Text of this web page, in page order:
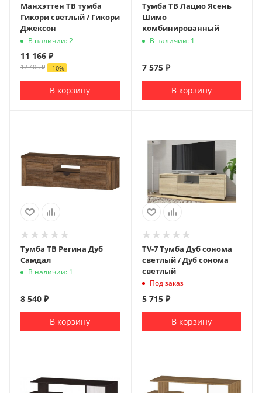
Манхэттен ТВ тумба
Гикори светлый / Гикори
Джексон
В наличии: 2
11 166 ₽
12 405₽ -10%
В корзину
Тумба ТВ Лацио Ясень
Шимо
комбинированный
В наличии: 1
7 575₽
В корзину
Тумба ТВ Регина Дуб
Самдал
В наличии: 1
8 540 ₽
В корзину
ТV-7 Тумба Дуб сонома
светлый / Дуб сонома
светлый
Под заказ
5 715₽
В корзину